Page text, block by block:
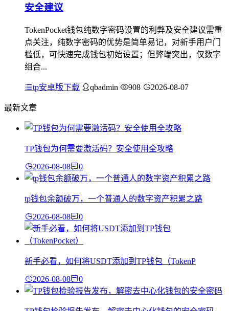
安全建议
TokenPocket钱包纯数字密码设置的利弊及安全建议需重
点关注，纯数字密码的优势是简单易记，对新手用户门
槛低，可快速完成钱包初始设置；但弊端突出，仅数字
组合...
tp安卓版下载 qbadmin 908 2026-08-07
最新文章
TP钱包为何需要激活码？安全使用全攻略
2026-08-08 0
tp钱包余额破万，一个普通人的数字资产积累之路
2026-08-08 0
新手必看，如何将USDT添加到TP钱包（TokenP
2026-08-08 0